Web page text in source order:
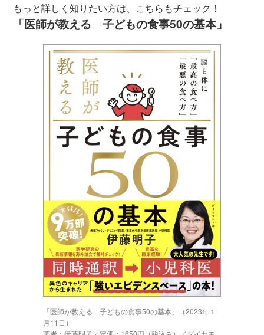
もっと詳しく知りたい方は、こちらもチェック！
「医師が教える 子どもの食事50の基本」
「医師が教える 子どもの食事50の基本」（2023年１
月11日）